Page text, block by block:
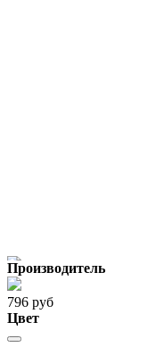
Производитель
796 руб
Цвет